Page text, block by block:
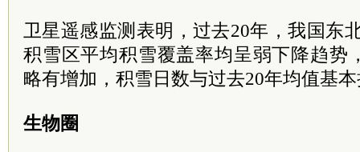
卫星遥感监测表明，过去20年，我国东
积雪区平均积雪覆盖率均呈弱下降趋势
略有增加，积雪日数与过去20年均值基
生物圈